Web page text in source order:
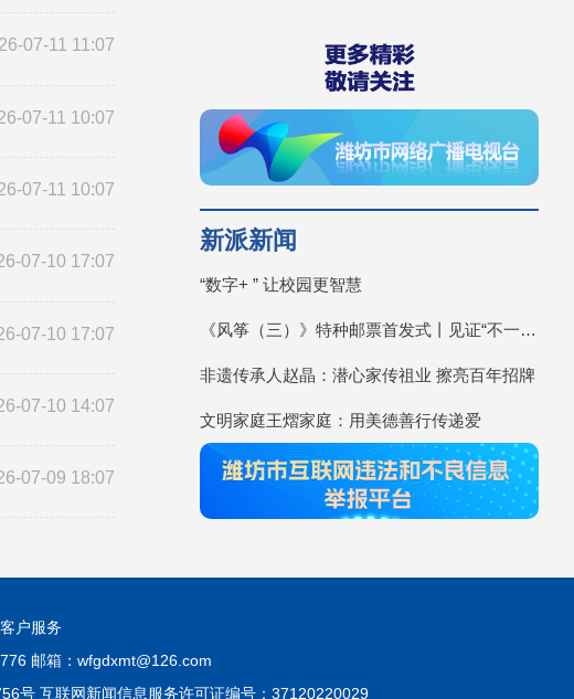
07-11 11:07
07-11 10:07
07-11 10:07
07-10 17:07
07-10 17:07
07-10 14:07
07-09 18:07
新派新闻
“数字+ ” 让校园更智慧
《风筝（三）》特种邮票首发式丨见证“不一YOUNG的潍坊”
非遗传承人赵晶：潜心家传祖业 擦亮百年招牌
文明家庭王熠家庭：用美德善行传递爱
客户服务
邮箱：wfgdxmt@126.com
号 互联网新闻信息服务许可证编号：37120220029